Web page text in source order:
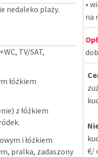
nedaleko plaży.
TV/SAT,
łóżkiem
z łóżkiem
i łóżkiem
pralka, zadaszony
•
na
€/